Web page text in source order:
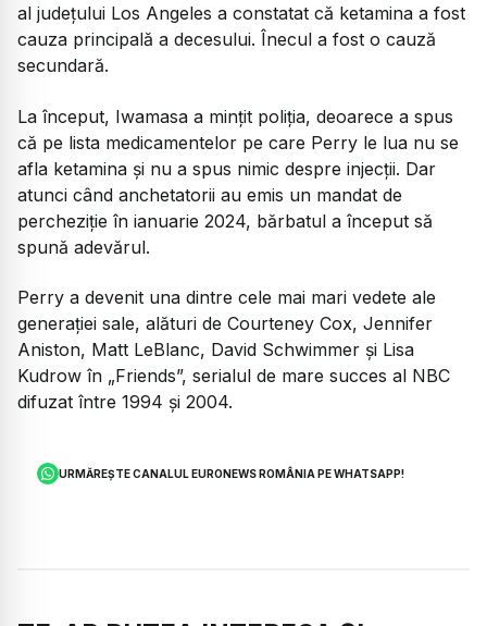
al județului Los Angeles a constatat că ketamina a fost
cauza principală a decesului. Înecul a fost o cauză
secundară.
La început, Iwamasa a mințit poliția, deoarece a spus
că pe lista medicamentelor pe care Perry le lua nu se
afla ketamina și nu a spus nimic despre injecții. Dar
atunci când anchetatorii au emis un mandat de
percheziție în ianuarie 2024, bărbatul a început să
spună adevărul.
Perry a devenit una dintre cele mai mari vedete ale
generației sale, alături de Courteney Cox, Jennifer
Aniston, Matt LeBlanc, David Schwimmer și Lisa
Kudrow în „Friends”, serialul de mare succes al NBC
difuzat între 1994 și 2004.
URMĂREȘTE CANALUL EURONEWS ROMÂNIA PE WHATSAPP!